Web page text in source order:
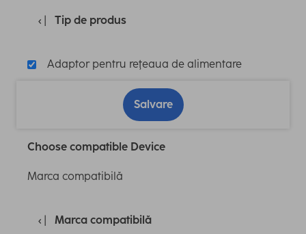
Tip de produs
Adaptor pentru reţeaua de alimentare
Salvare
Choose compatible Device
Marca compatibilă
Marca compatibilă